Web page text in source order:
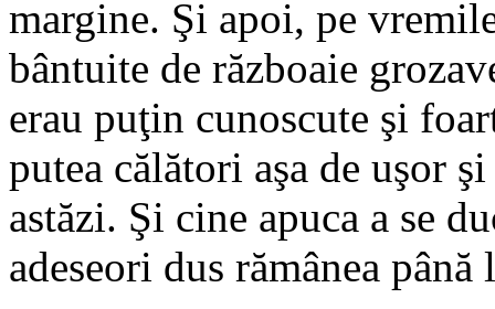
margine. Şi apoi, pe
bântuite de războaie
erau puţin cunoscute şi
putea călători aşa de uşor
astăzi. Şi cine apuca a se
adeseori dus rămânea până